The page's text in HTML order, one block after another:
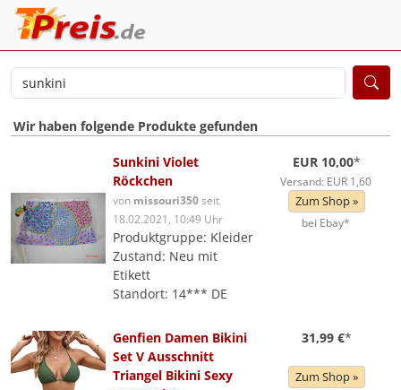
Wir haben folgende Produkte gefunden
Sunkini Violet
Röckchen
von missouri350seit
18.02.2021, 10:49 Uhr
Produktgruppe: Kleider
Zustand: Neu mit
Etikett
Standort: 14*** DE
EUR 10,00*
Versand: EUR 1,60
Zum Shop »
bei Ebay*
Genfien Damen Bikini
Set V Ausschnitt
Triangel Bikini Sexy
31,99 €*
Zum Shop »